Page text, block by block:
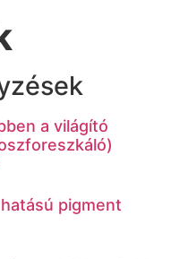
a világító
pigment